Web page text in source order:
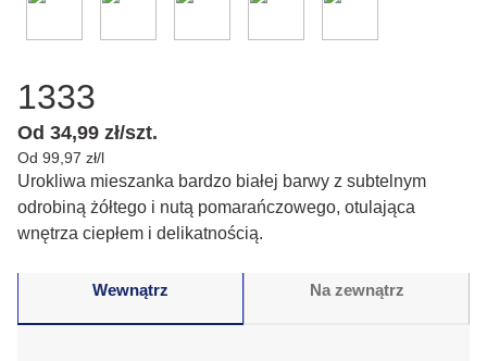
1333
Od 34,99 zł/szt.
Od 99,97 zł/l
Urokliwa mieszanka bardzo białej barwy z subtelnym
odrobiną żółtego i nutą pomarańczowego, otulająca
wnętrza ciepłem i delikatnością.
Wewnątrz Na zewnątrz